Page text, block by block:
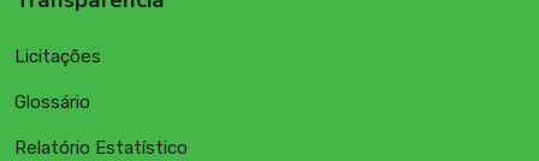
Licitações
Glossário
Relatório Estatístico